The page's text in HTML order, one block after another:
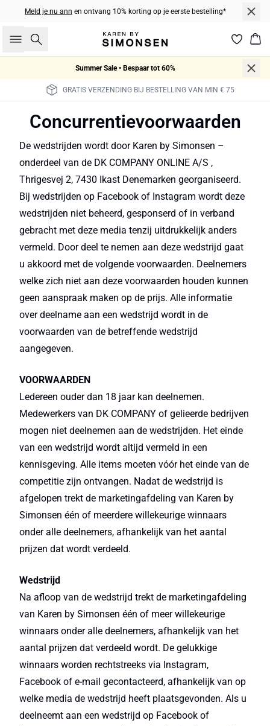
Meld je nu ann en ontvang 10% korting op je eerste bestelling*
Zoeken
Summer Sale • Bespaar tot 60%
GRATIS VERZENDING BIJ BESTELLING VAN MIN € 75
Concurrentievoorwaarden
De wedstrijden wordt door Karen by Simonsen –
onderdeel van de DK COMPANY ONLINE A/S ,
Thrigesvej 2, 7430 Ikast Denemarken georganiseerd.
Bij wedstrijden op Facebook of Instagram wordt deze
wedstrijden niet beheerd, gesponserd of in verband
gebracht met deze media tenzij uitdrukkelijk anders
vermeld. Door deel te nemen aan deze wedstrijd gaat
u akkoord met de volgende voorwaarden. Deelnemers
welke zich niet aan deze voorwaarden houden kunnen
geen aanspraak maken op de prijs. Alle informatie
over deelname aan een wedstrijd wordt in de
voorwaarden van de betreffende wedstrijd
aangegeven.
VOORWAARDEN
Ledereen ouder dan 18 jaar kan deelnemen.
Medewerkers van DK COMPANY of gelieerde bedrijven
mogen niet deelnemen aan de wedstrijden. Het einde
van een wedstrijd wordt altijd vermeld in een
kennisgeving. Alle items moeten vóór het einde van de
competitie zijn ontvangen. Nadat de wedstrijd is
afgelopen trekt de marketingafdeling van Karen by
Simonsen één of meerdere willekeurige winnaars
onder alle deelnemers, afhankelijk van het aantal
prijzen dat wordt verdeeld.
Wedstrijd
Na afloop van de wedstrijd trekt de marketingafdeling
van Karen by Simonsen één of meer willekeurige
winnaars onder alle deelnemers, afhankelijk van het
aantal prijzen dat verdeeld wordt. De gelukkige
winnaars worden rechtstreeks via Instagram,
Facebook of e-mail gecontacteerd, afhankelijk van op
welke media de wedstrijd heeft plaatsgevonden. Als u
deelneemt aan een wedstrijd op Facebook of